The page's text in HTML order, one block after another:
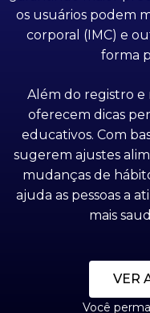
os usuários podem
corporal (IMC) e
forma
Além do registro
oferecem dicas
educativos. Com
sugerem ajustes
mudanças de
ajuda as pessoas a
mais
VER
Você